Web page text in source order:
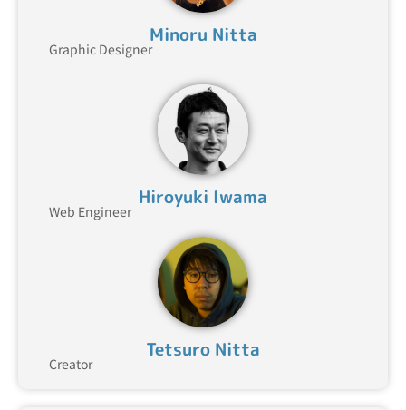
Minoru Nitta
Graphic Designer
Hiroyuki Iwama
Web Engineer
Tetsuro Nitta
Creator